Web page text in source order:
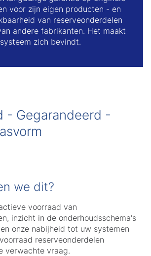
voor zijn eigen producten - en
van reserveonderdelen
andere fabrikanten. Het maakt
zich bevindt.
- Gegarandeerd -
we dit?
voorraad van
inzicht in de onderhoudsschema's
onze nabijheid tot uw systemen
reserveonderdelen
verwachte vraag.